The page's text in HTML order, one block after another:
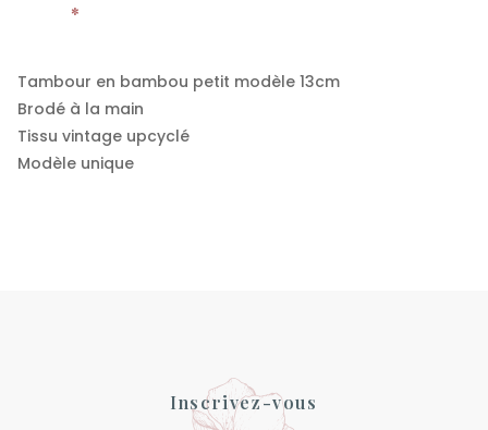
Tambour en bambou petit modèle 13cm
Brodé à la main
Tissu vintage upcyclé
Modèle unique
Inscrivez-vous